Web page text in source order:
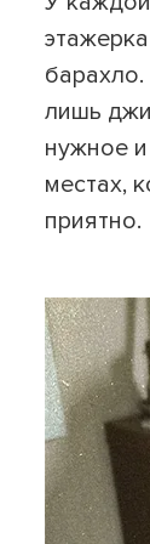
лишь
нужное
местах,
приятно.